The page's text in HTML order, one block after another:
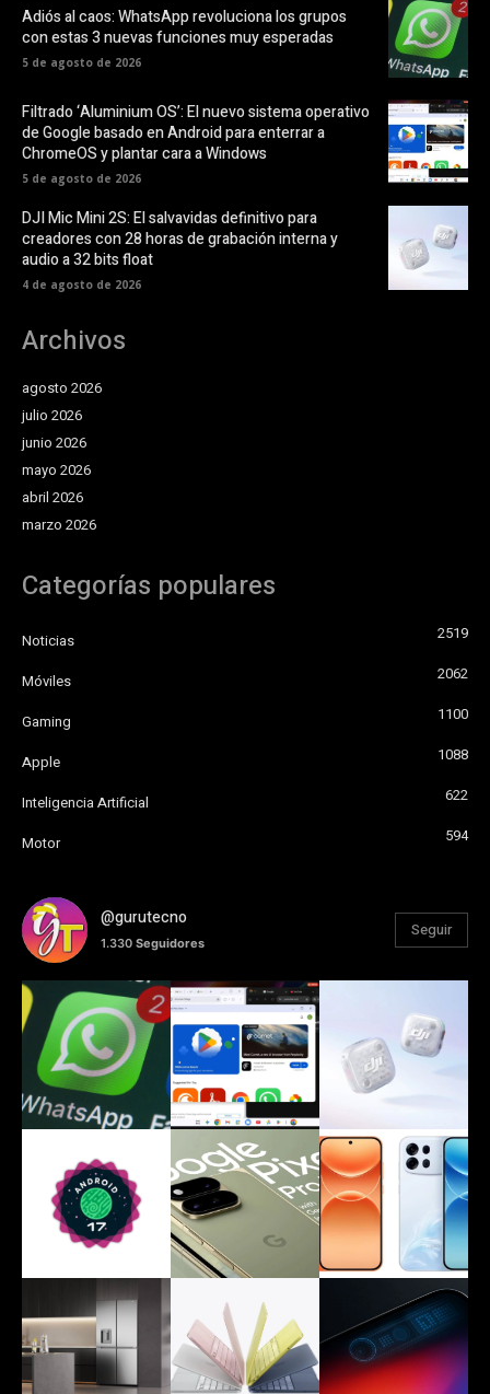
Adiós al caos: WhatsApp revoluciona los grupos
con estas 3 nuevas funciones muy esperadas
5 de agosto de 2026
Filtrado ‘Aluminium OS’: El nuevo sistema operativo
de Google basado en Android para enterrar a
ChromeOS y plantar cara a Windows
5 de agosto de 2026
DJI Mic Mini 2S: El salvavidas definitivo para
creadores con 28 horas de grabación interna y
audio a 32 bits float
4 de agosto de 2026
Archivos
agosto 2026
julio 2026
junio 2026
mayo 2026
abril 2026
marzo 2026
Categorías populares
Noticias 2519
Móviles 2062
Gaming 1100
Apple 1088
Inteligencia Artificial 622
Motor 594
@gurutecno
1.330 Seguidores
Seguir